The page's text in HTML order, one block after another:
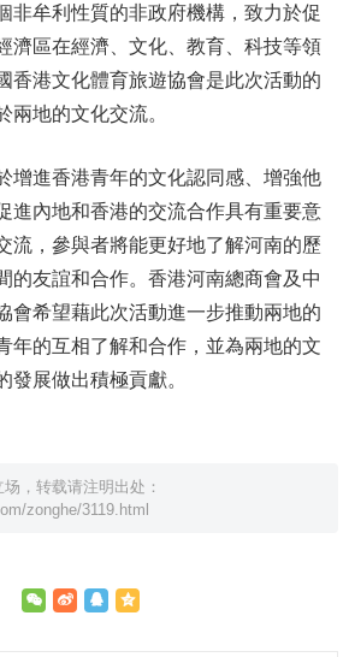
非牟利性質的非政府機構，致力於促
濟區在經濟、文化、教育、科技等領
香港文化體育旅遊協會是此次活動的
兩地的文化交流。
增進香港青年的文化認同感、增強他
進內地和香港的交流合作具有重要意
流，參與者將能更好地了解河南的歷
的友誼和合作。香港河南總商會及中
會希望藉此次活動進一步推動兩地的
年的互相了解和合作，並為兩地的文
發展做出積極貢獻。
，转载请注明出处：
zonghe/3119.html